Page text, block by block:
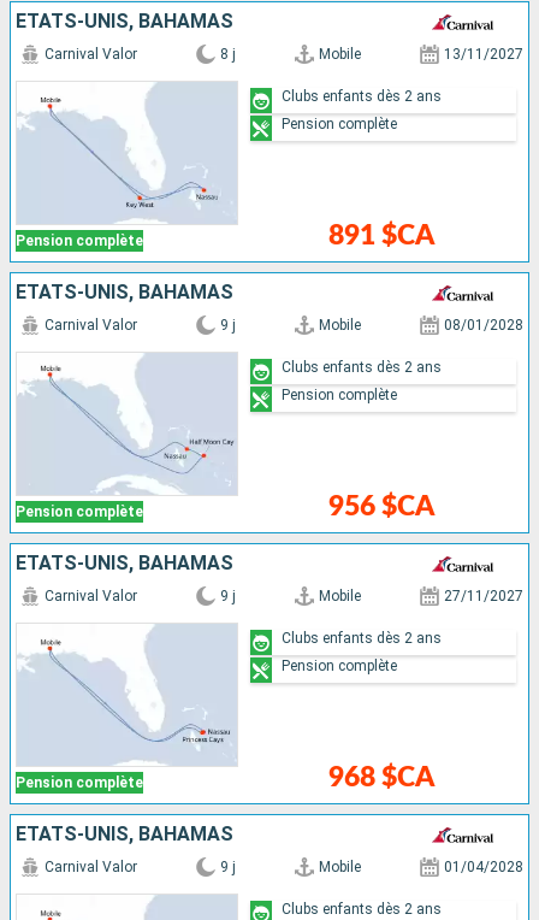
ÉTATS-UNIS, BAHAMAS
Pension complète
Carnival Valor 8 j Mobile 13/11/2027
891 $CA
Clubs enfants dès 2 ans
Pension complète
ÉTATS-UNIS, BAHAMAS
Pension complète
Carnival Valor 9 j Mobile 08/01/2028
956 $CA
Clubs enfants dès 2 ans
Pension complète
ÉTATS-UNIS, BAHAMAS
Pension complète
Carnival Valor 9 j Mobile 27/11/2027
968 $CA
Clubs enfants dès 2 ans
Pension complète
ÉTATS-UNIS, BAHAMAS
Carnival Valor 9 j Mobile 01/04/2028
Clubs enfants dès 2 ans